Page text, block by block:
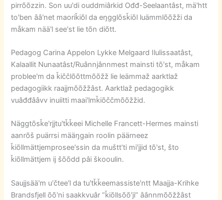
pirrõõzzin. Son uuʹdi ouddmiârkid Ođđ-Seelaantâst, mäʹhtt
toʹben ââʹnet maoriǩiõl da eŋgglõsǩiõl luämmlõõžži da
måkam nääʹl seeʹst lie tõn diõtt.
Pedagog Carina Appelon Lykke Melgaard Ilulissaatâst,
Kalaallit Nunaatâst/Ruânnjânnmest mainsti tõʹst, måkam
probleeʹm da ǩiččlõõttmõõžž lie leämmaž aarktlaž
pedagogiikk raajjmõõžžâst. Aarktlaž pedagogikk
vuâđđââvv inuiitti maaiʹlmǩiõččmõõžžid.
Näggtõsǩeʹrjjtuʹtǩǩeei Michelle Francett-Hermes mainsti
aanrõš puärrsi määŋgain roolin päärneez
ǩiõllmättjemproseeʹssin da mušttʼti miʹjjid tõʹst, što
ǩiõllmättjem ij šõõdd pâi škooulin.
Saujjsääʹm uʹčteeʹl da tuʹtǩǩeemassisteʹntt Maajja-Krihke
Brandsfjell õõʹni saakkvuâr ”ǩiõllsõõʹji” âânnmõõžžâst